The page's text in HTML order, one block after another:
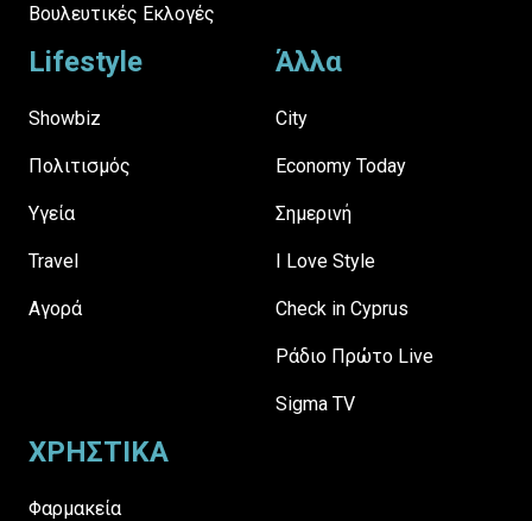
Βουλευτικές Εκλογές
Lifestyle
Showbiz
Πολιτισμός
Υγεία
Travel
Αγορά
Άλλα
City
Economy Today
Σημερινή
I Love Style
Check in Cyprus
Ράδιο Πρώτο Live
Sigma TV
ΧΡΗΣΤΙΚΑ
Φαρμακεία